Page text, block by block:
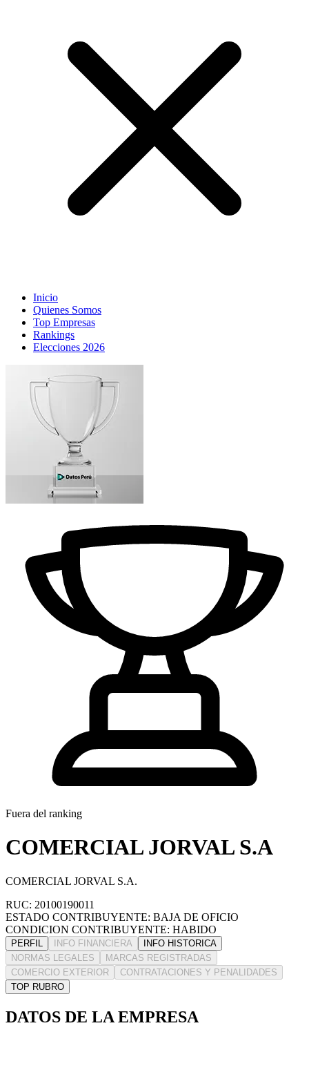
Inicio
Quienes Somos
Top Empresas
Rankings
Elecciones 2026
Fuera del ranking
COMERCIAL JORVAL S.A
COMERCIAL JORVAL S.A.
RUC: 20100190011
ESTADO CONTRIBUYENTE: BAJA DE OFICIO
CONDICION CONTRIBUYENTE: HABIDO
PERFIL INFO FINANCIERA
INFO HISTORICA
NORMAS LEGALES
MARCAS REGISTRADAS
COMERCIO EXTERIOR
CONTRATACIONES Y PENALIDADES
TOP RUBRO
DATOS DE LA EMPRESA